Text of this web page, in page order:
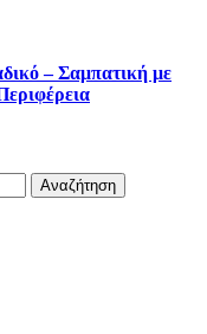
– Σαμπατική με